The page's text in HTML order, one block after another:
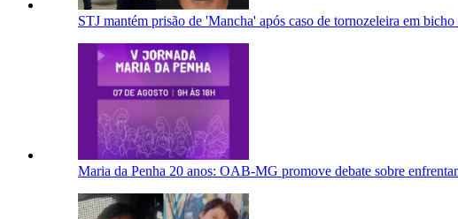
STJ mantém prisão de 'Mancha' após caso de tornozeleira em
Maria da Penha 20 anos: OAB-MG promove debate sobre